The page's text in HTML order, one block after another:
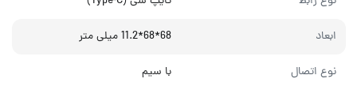
ابعاد 68*68*11.2 میلی متر
نوع اتصال با سیم